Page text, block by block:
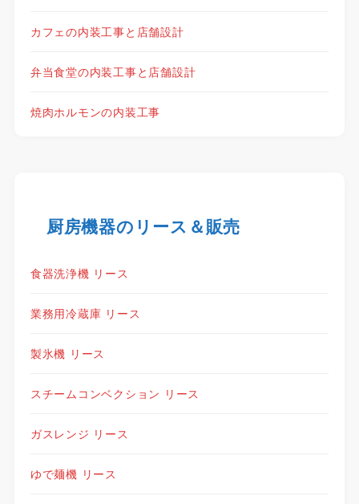
カフェの内装工事と店舗設計
弁当食堂の内装工事と店舗設計
焼肉ホルモンの内装工事
厨房機器のリース＆販売
食器洗浄機 リース
業務用冷蔵庫 リース
製氷機 リース
スチームコンベクション リース
ガスレンジ リース
ゆで麺機 リース